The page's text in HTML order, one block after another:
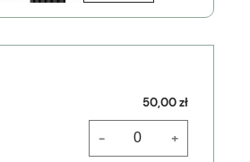
50,00 zł
- +